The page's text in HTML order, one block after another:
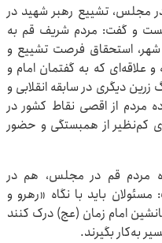
مجلس، تشییع رهبر شهید در
و گفت: مردم شریف قم به
شهر، استحقاق فرصت تشییع و
علاقه‌ای که به گفتمان امام و
زرین دیگری در سابقه انقلابی و
مردم از اقصی نقاط کشور در
کم‌نظیر از همبستگی و حضور
مردم قم در مجلس، هم در
باید با نگاه «رهرو و
امام زمان (عج) درک کنند
به‌کار بگیرند.